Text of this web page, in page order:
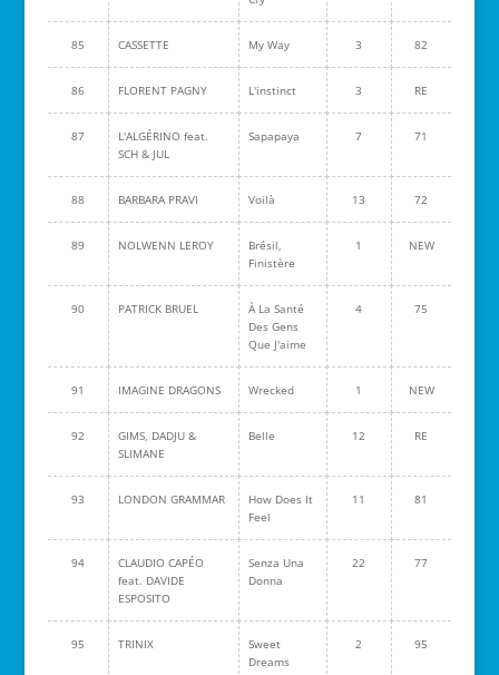
85 CASSETTE My Way 3 82
86 FLORENT PAGNY L'instinct 3 RE
87
L'ALGÉRINO feat.
SCH & JUL
Sapapaya 7 71
88 BARBARA PRAVI Voilà 13 72
89 NOLWENN LEROY
Brésil,
Finistère
1 NEW
90 PATRICK BRUEL
À La Santé
Des Gens
Que J'aime
4 75
91 IMAGINE DRAGONS Wrecked 1 NEW
92
GIMS, DADJU &
SLIMANE
Belle 12 RE
93 LONDON GRAMMAR
How Does It
Feel
11 81
94
CLAUDIO CAPÉO
feat. DAVIDE
ESPOSITO
Senza Una
Donna
22 77
95 TRINIX
Sweet
Dreams
2 95